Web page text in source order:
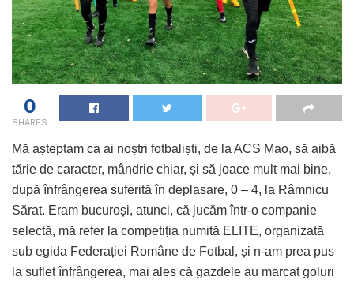
0
SHARES
Mă așteptam ca ai noștri fotbaliști, de la ACS Mao, să aibă
tărie de caracter, mândrie chiar, și să joace mult mai bine,
după înfrângerea suferită în deplasare, 0 – 4, la Râmnicu
Sărat. Eram bucuroși, atunci, că jucăm într-o companie
selectă, mă refer la competiția numită ELITE, organizată
sub egida Federației Române de Fotbal, și n-am prea pus
la suflet înfrângerea, mai ales că gazdele au marcat goluri